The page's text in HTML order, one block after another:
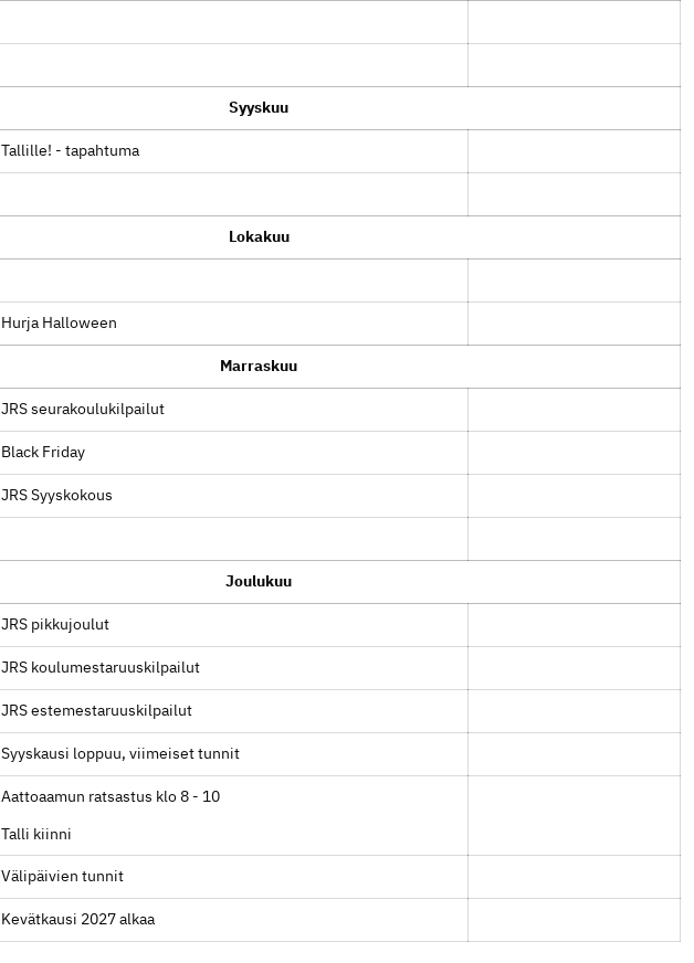
Syyskuu
Tallille! - tapahtuma
Lokakuu
Hurja Halloween
Marraskuu
JRS seurakoulukilpailut
Black Friday
JRS Syyskokous
Joulukuu
JRS pikkujoulut
JRS koulumestaruuskilpailut
JRS estemestaruuskilpailut
Syyskausi loppuu, viimeiset tunnit
Aattoaamun ratsastus klo 8 - 10
Talli kiinni
Välipäivien tunnit
Kevätkausi 2027 alkaa